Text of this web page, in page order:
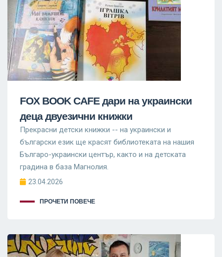
FOX BOOK CAFE дари на украински
деца двуезични книжки
Прекрасни детски книжки -- на украински и
български език ще красят библиотеката на нашия
Българо-украински център, както и на детската
градина в база Магнолия.
23.04.2026
ПРОЧЕТИ ПОВЕЧЕ